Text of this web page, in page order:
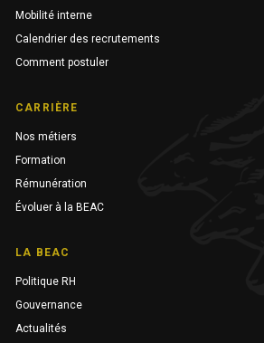
Mobilité interne
Calendrier des recrutements
Comment postuler
CARRIÈRE
Nos métiers
Formation
Rémunération
Évoluer à la BEAC
LA BEAC
Politique RH
Gouvernance
Actualités